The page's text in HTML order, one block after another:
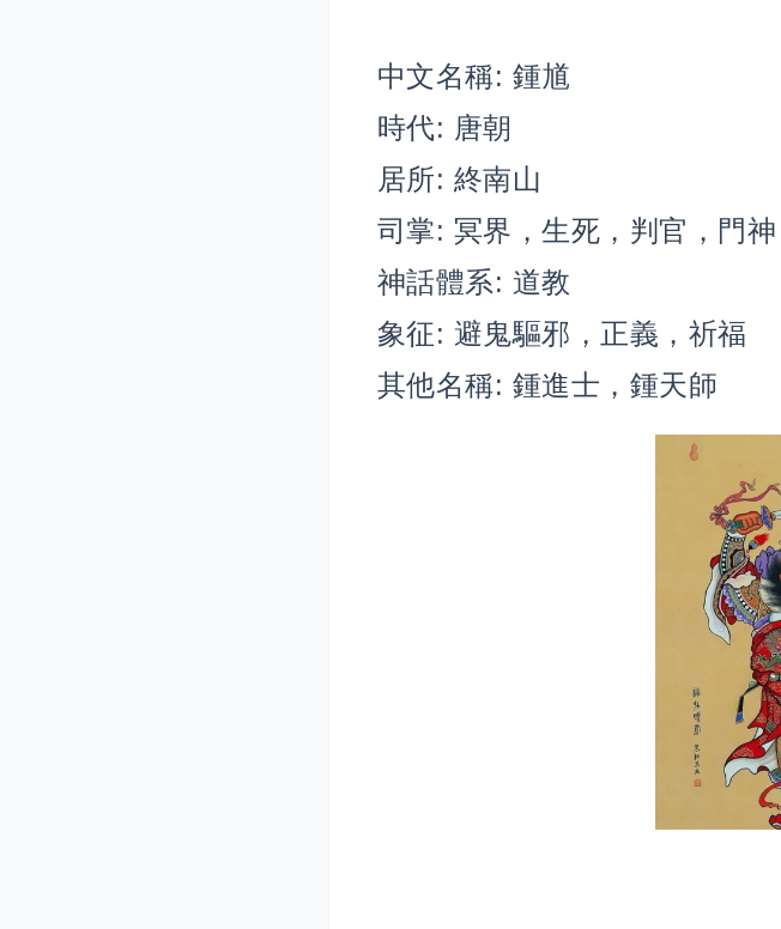
中文名稱: 鍾馗
時代: 唐朝
居所: 終南山
司掌: 冥界，生死，判官，門
神話體系: 道教
象征: 避鬼驅邪，正義，祈福
其他名稱: 鍾進士，鍾天師